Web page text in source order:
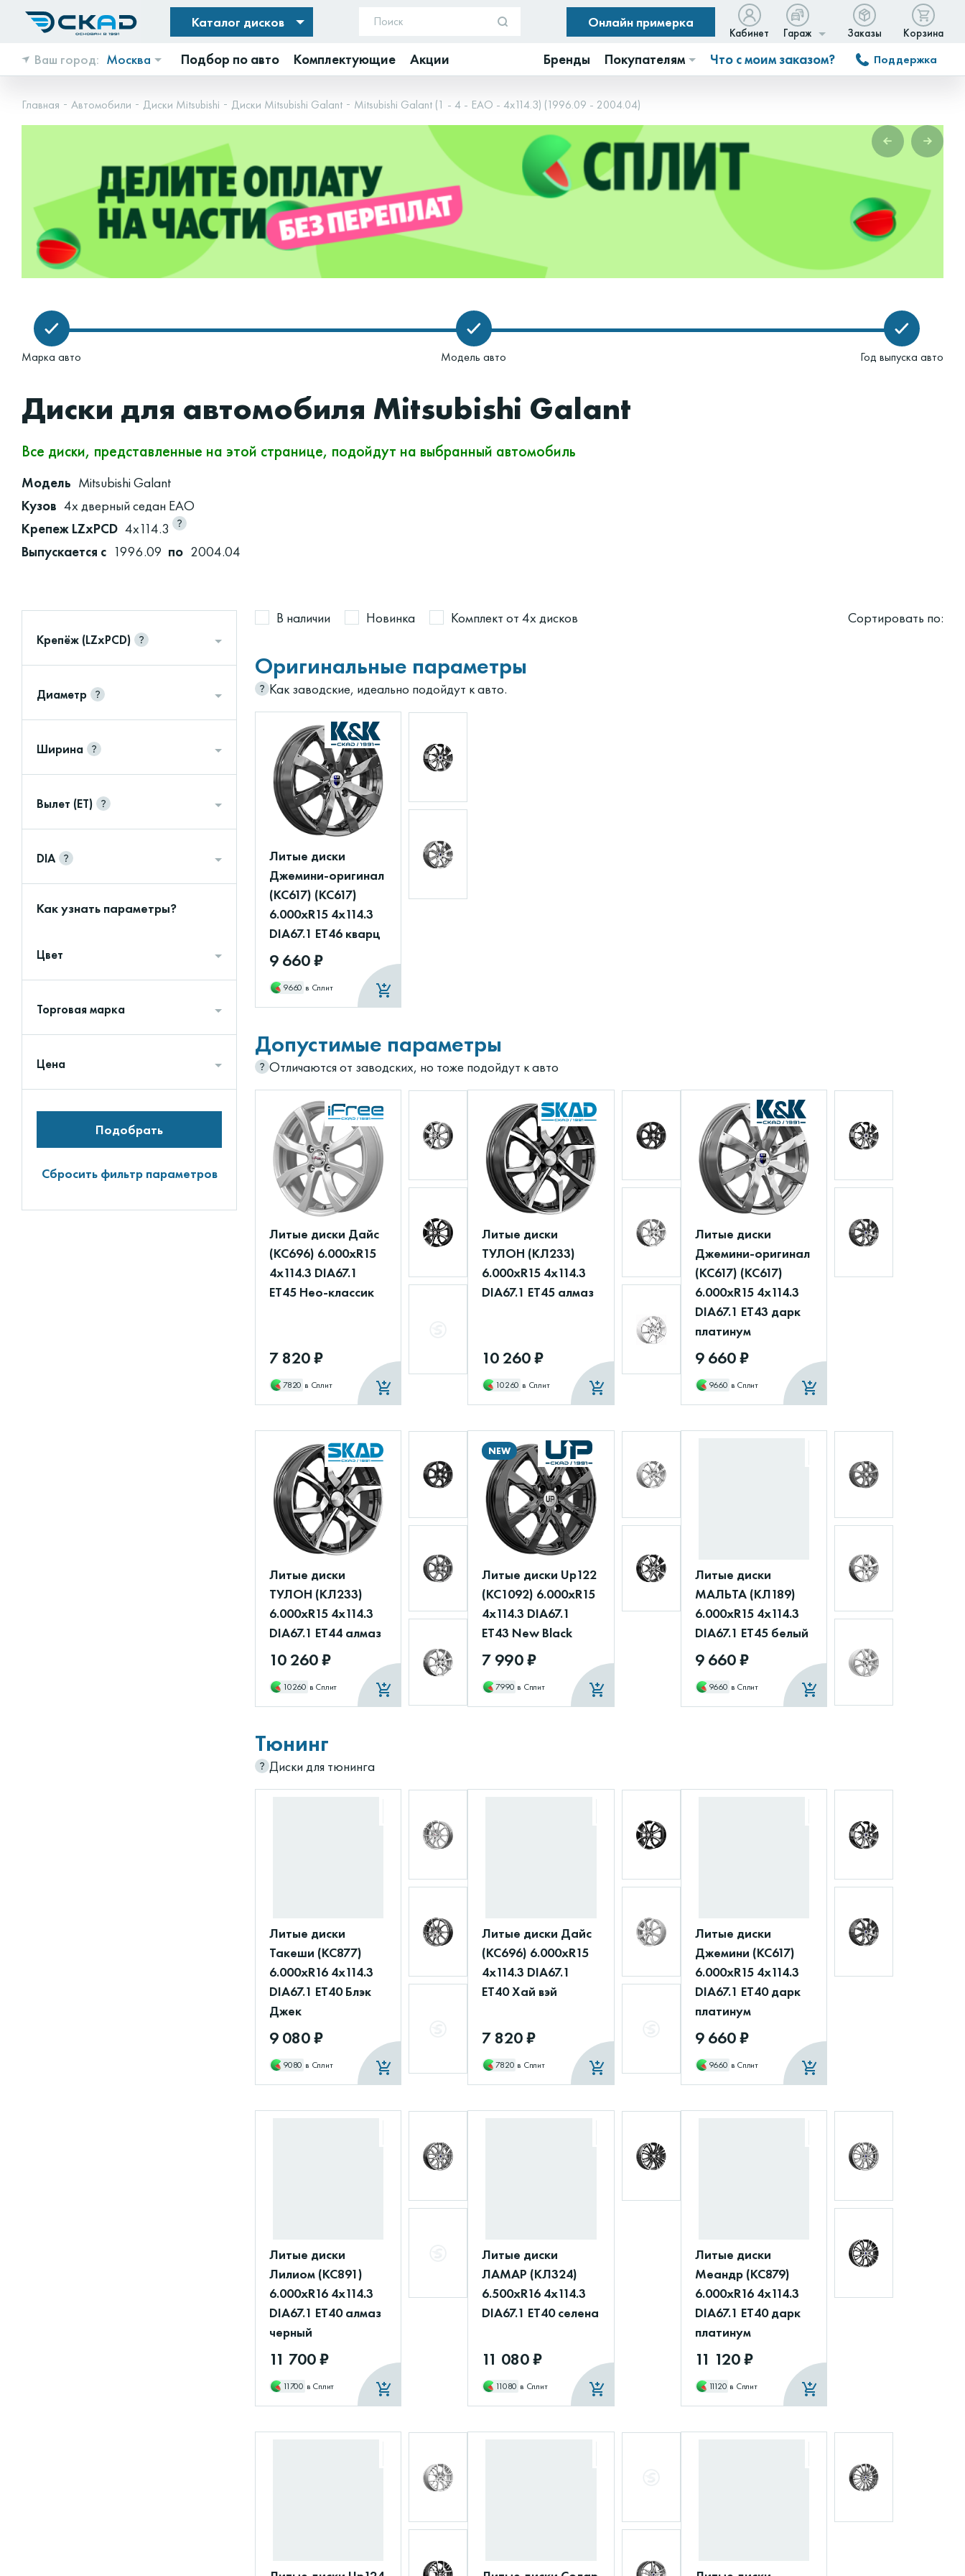
Каталог дисков Онлайн примерка
Кабинет Гараж Заказы Корзина
Ваш город: Москва Подбор по авто Комплектующие Акции Бренды Покупателям Что с моим заказом? Поддержка
Главная Автомобили Диски Mitsubishi Диски Mitsubishi Galant Mitsubishi Galant (1 - 4 - EAO - 4x114.3) (1996.09 - 2004.04)
Марка авто Модель авто Год выпуска авто
Диски для автомобиля Mitsubishi Galant
Все диски, представленные на этой странице, подойдут на выбранный автомобиль
Модель Mitsubishi Galant
Кузов 4х дверный седан EAO
Крепеж LZxPCD 4x114.3
Выпускается с 1996.09 по 2004.04
Крепёж (LZxPCD)
Диаметр
Ширина
Вылет (ET)
DIA
Как узнать параметры?
Цвет
Торговая марка
Цена
Подобрать
Сбросить фильтр параметров
В наличии Новинка Комплект от 4х дисков Сортировать по:
Оригинальные параметры
Как заводские, идеально подойдут к авто.
Литые диски
Джемини-оригинал
(КС617) (КС617)
6.000xR15 4x114.3
DIA67.1 ET46 кварц
9 660 ₽
9660 в Сплит
Допустимые параметры
Отличаются от заводских, но тоже подойдут к авто
Литые диски Дайс
(КС696) 6.000xR15
4x114.3 DIA67.1
ET45 Нео-классик
7 820 ₽
7820 в Сплит
Литые диски
ТУЛОН (КЛ233)
6.000xR15 4x114.3
DIA67.1 ET45 алмаз
10 260 ₽
10260 в Сплит
Литые диски
Джемини-оригинал
(КС617) (КС617)
6.000xR15 4x114.3
DIA67.1 ET43 дарк
платинум
9 660 ₽
9660 в Сплит
Литые диски
ТУЛОН (КЛ233)
6.000xR15 4x114.3
DIA67.1 ET44 алмаз
10 260 ₽
10260 в Сплит
NEW
Литые диски Up122
(КС1092) 6.000xR15
4x114.3 DIA67.1
ET43 New Black
7 990 ₽
7990 в Сплит
Литые диски
МАЛЬТА (КЛ189)
6.000xR15 4x114.3
DIA67.1 ET45 белый
9 660 ₽
9660 в Сплит
Тюнинг
Диски для тюнинга
Литые диски
Такеши (КС877)
6.000xR16 4x114.3
DIA67.1 ET40 Блэк
Джек
9 080 ₽
9080 в Сплит
Литые диски Дайс
(КС696) 6.000xR15
4x114.3 DIA67.1
ET40 Хай вэй
7 820 ₽
7820 в Сплит
Литые диски
Джемини (КС617)
6.000xR15 4x114.3
DIA67.1 ET40 дарк
платинум
9 660 ₽
9660 в Сплит
Литые диски
Лилиом (КС891)
6.000xR16 4x114.3
DIA67.1 ET40 алмаз
черный
11 700 ₽
11700 в Сплит
Литые диски
ЛАМАР (КЛ324)
6.500xR16 4x114.3
DIA67.1 ET40 селена
11 080 ₽
11080 в Сплит
Литые диски
Меандр (КС879)
6.000xR16 4x114.3
DIA67.1 ET40 дарк
платинум
11 120 ₽
11120 в Сплит